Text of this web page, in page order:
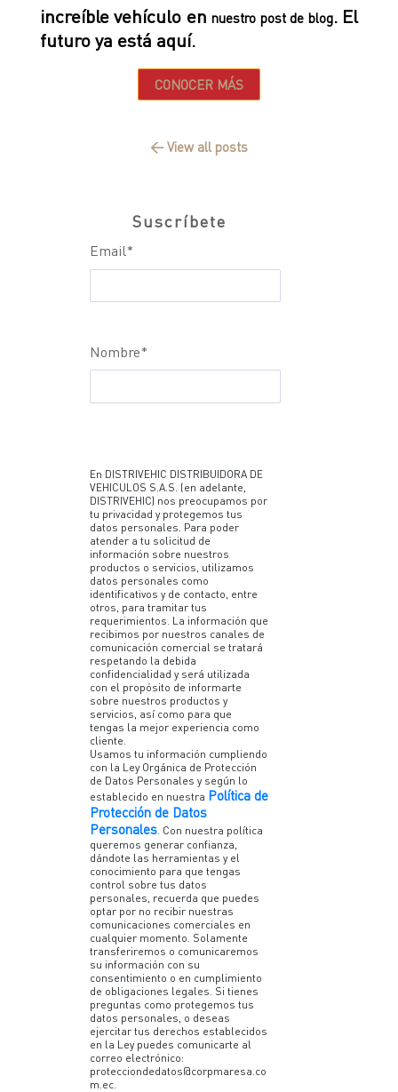
increíble vehículo ennuestro post de blog. El
futuro ya está aquí.
CONOCER MÁS
← View all posts
Suscríbete
Email*
Nombre*
En DISTRIVEHIC DISTRIBUIDORA DE
VEHICULOS S.A.S. (en adelante,
DISTRIVEHIC) nos preocupamos por
tu privacidad y protegemos tus
datos personales. Para poder
atender a tu solicitud de
información sobre nuestros
productos o servicios, utilizamos
datos personales como
identificativos y de contacto, entre
otros, para tramitar tus
requerimientos. La información que
recibimos por nuestros canales de
comunicación comercial se tratará
respetando la debida
confidencialidad y será utilizada
con el propósito de informarte
sobre nuestros productos y
servicios, así como para que
tengas la mejor experiencia como
cliente.
Usamos tu información cumpliendo
con la Ley Orgánica de Protección
de Datos Personales y según lo
establecido en nuestra Política de
Protección de Datos
Personales. Con nuestra política
queremos generar confianza,
dándote las herramientas y el
conocimiento para que tengas
control sobre tus datos
personales, recuerda que puedes
optar por no recibir nuestras
comunicaciones comerciales en
cualquier momento. Solamente
transferiremos o comunicaremos
su información con su
consentimiento o en cumplimiento
de obligaciones legales. Si tienes
preguntas como protegemos tus
datos personales, o deseas
ejercitar tus derechos establecidos
en la Ley puedes comunicarte al
correo electrónico:
protecciondedatos@corpmaresa.co
m.ec.